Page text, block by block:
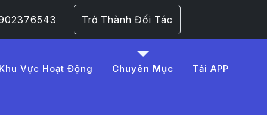
Trở Thành Đối Tác
Khu Vực Hoạt Động Chuyên Mục Tải APP